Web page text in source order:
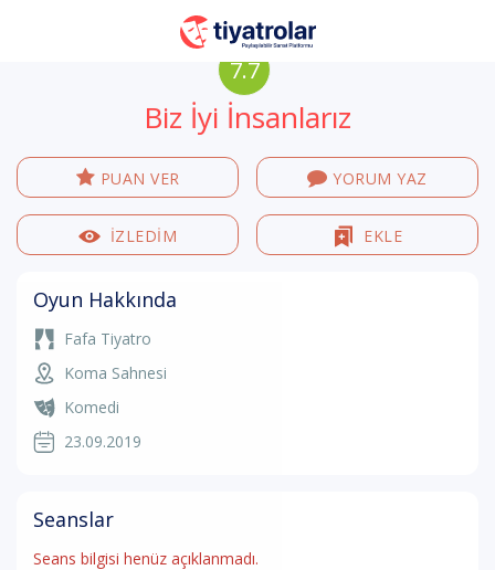
7.7
Biz İyi İnsanlarız
PUAN VER YORUM YAZ
İZLEDİM EKLE
Oyun Hakkında
Fafa Tiyatro
Koma Sahnesi
Komedi
23.09.2019
Seanslar
Seans bilgisi henüz açıklanmadı.